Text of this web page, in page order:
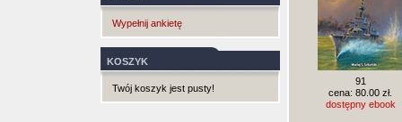
Wypełnij ankietę
KOSZYK
Twój koszyk jest pusty!
91
cena: 80.00 zł.
dostępny ebook